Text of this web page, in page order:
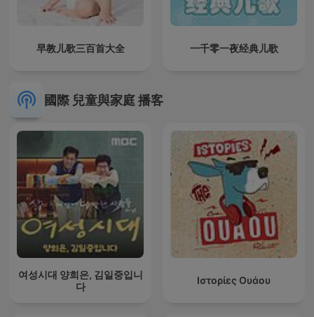
早教儿歌三百首大全 一千零一夜经典儿歌
國際 兒童與家庭 播客
여성시대 양희은, 김일중입니
다
Ιστορίες Ουάου